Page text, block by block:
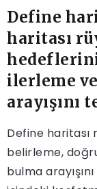
Define
haritası
ilerleme
arayışını
Define haritası
belirleme,
bulma